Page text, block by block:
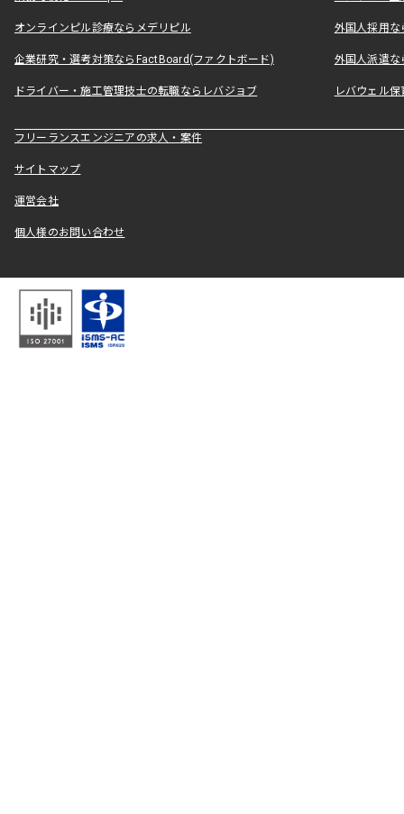
オンラインピル診療ならメデリピル 外国人採用
企業研究・選考対策ならFactBoard(ファクトボード) 外国人派遣な
ドライバー・施工管理技士の転職ならレバジョブ レバウェル
フリーランスエンジニアの求人・案件
サイトマップ
運営会社
個人様のお問い合わせ